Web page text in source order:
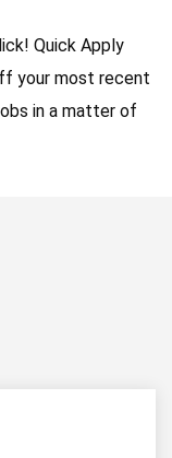
Quick Apply
your most recent
in a matter of